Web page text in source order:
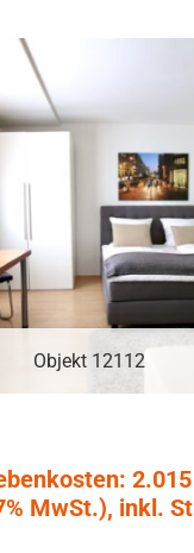
Objekt 12112
MwSt.), inkl.